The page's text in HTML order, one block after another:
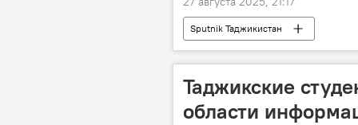
Sputnik Таджикистан
Таджикские
области